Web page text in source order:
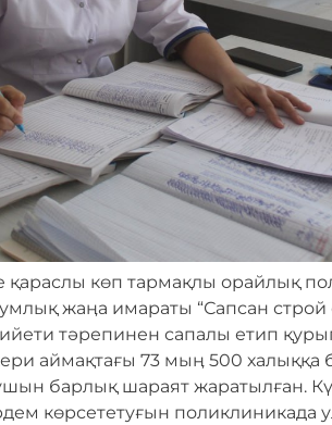
көп тармақлы орайлық
жаӊа имараты “Сапсан строй
тәрепинен сапалы етип
аймақтағы 73 мыӊ 500 халыққа
барлық шараят жаратылған.
көрсететуғын поликлиникада